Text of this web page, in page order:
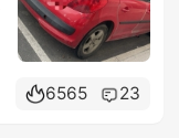
6565 23